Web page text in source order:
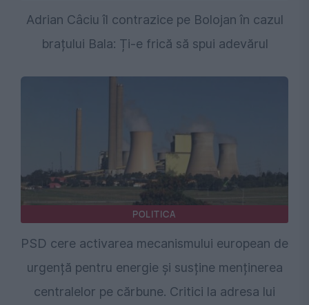
Adrian Câciu îl contrazice pe Bolojan în cazul
brațului Bala: Ți-e frică să spui adevărul
POLITICA
PSD cere activarea mecanismului european de
urgență pentru energie și susține menținerea
centralelor pe cărbune. Critici la adresa lui